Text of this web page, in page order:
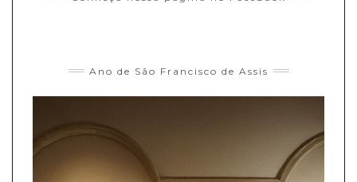
Ano de São Francisco de Assis